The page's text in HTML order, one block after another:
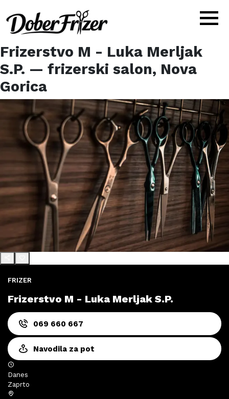
Frizerstvo M - Luka Merljak
S.P. — frizerski salon, Nova
Gorica
FRIZER
Frizerstvo M - Luka Merljak S.P.
069 660 667
Navodila za pot
Danes
Zaprto